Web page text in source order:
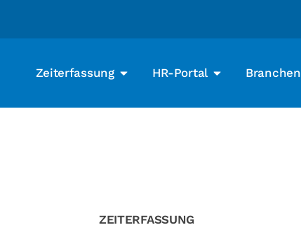
Zeiterfassung HR-Portal Branchen
ZEITERFASSUNG